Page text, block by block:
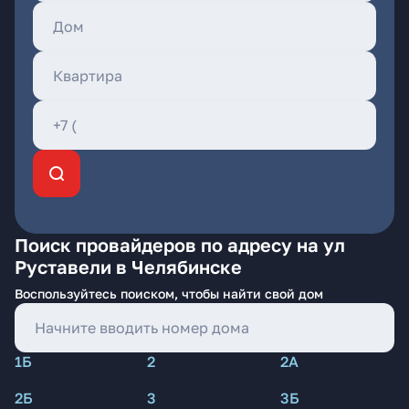
Поиск провайдеров по адресу на ул
Руставели в Челябинске
Воспользуйтесь поиском, чтобы найти свой дом
1Б 2
2А
2Б
3 3Б